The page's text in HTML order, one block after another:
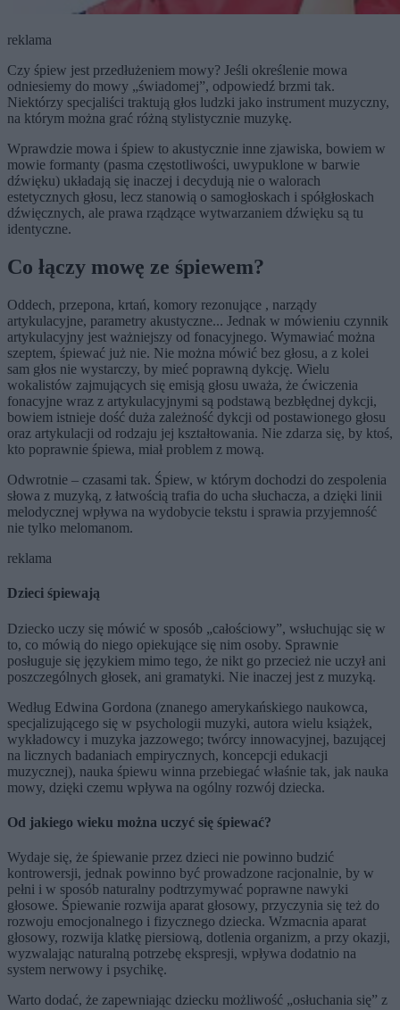
reklama
Czy śpiew jest przedłużeniem mowy? Jeśli określenie mowa
odniesiemy do mowy „świadomej”, odpowiedź brzmi tak.
Niektórzy specjaliści traktują głos ludzki jako instrument muzyczny,
na którym można grać różną stylistycznie muzykę.
Wprawdzie mowa i śpiew to akustycznie inne zjawiska, bowiem w
mowie formanty (pasma częstotliwości, uwypuklone w barwie
dźwięku) układają się inaczej i decydują nie o walorach
estetycznych głosu, lecz stanowią o samogłoskach i spółgłoskach
dźwięcznych, ale prawa rządzące wytwarzaniem dźwięku są tu
identyczne.
Co łączy mowę ze śpiewem?
Oddech, przepona, krtań, komory rezonujące , narządy
artykulacyjne, parametry akustyczne... Jednak w mówieniu czynnik
artykulacyjny jest ważniejszy od fonacyjnego. Wymawiać można
szeptem, śpiewać już nie. Nie można mówić bez głosu, a z kolei
sam głos nie wystarczy, by mieć poprawną dykcję. Wielu
wokalistów zajmujących się emisją głosu uważa, że ćwiczenia
fonacyjne wraz z artykulacyjnymi są podstawą bezbłędnej dykcji,
bowiem istnieje dość duża zależność dykcji od postawionego głosu
oraz artykulacji od rodzaju jej kształtowania. Nie zdarza się, by ktoś,
kto poprawnie śpiewa, miał problem z mową.
Odwrotnie – czasami tak. Śpiew, w którym dochodzi do zespolenia
słowa z muzyką, z łatwością trafia do ucha słuchacza, a dzięki linii
melodycznej wpływa na wydobycie tekstu i sprawia przyjemność
nie tylko melomanom.
reklama
Dzieci śpiewają
Dziecko uczy się mówić w sposób „całościowy”, wsłuchując się w
to, co mówią do niego opiekujące się nim osoby. Sprawnie
posługuje się językiem mimo tego, że nikt go przecież nie uczył ani
poszczególnych głosek, ani gramatyki. Nie inaczej jest z muzyką.
Według Edwina Gordona (znanego amerykańskiego naukowca,
specjalizującego się w psychologii muzyki, autora wielu książek,
wykładowcy i muzyka jazzowego; twórcy innowacyjnej, bazującej
na licznych badaniach empirycznych, koncepcji edukacji
muzycznej), nauka śpiewu winna przebiegać właśnie tak, jak nauka
mowy, dzięki czemu wpływa na ogólny rozwój dziecka.
Od jakiego wieku można uczyć się śpiewać?
Wydaje się, że śpiewanie przez dzieci nie powinno budzić
kontrowersji, jednak powinno być prowadzone racjonalnie, by w
pełni i w sposób naturalny podtrzymywać poprawne nawyki
głosowe. Śpiewanie rozwija aparat głosowy, przyczynia się też do
rozwoju emocjonalnego i fizycznego dziecka. Wzmacnia aparat
głosowy, rozwija klatkę piersiową, dotlenia organizm, a przy okazji,
wyzwalając naturalną potrzebę ekspresji, wpływa dodatnio na
system nerwowy i psychikę.
Warto dodać, że zapewniając dziecku możliwość „osłuchania się” z